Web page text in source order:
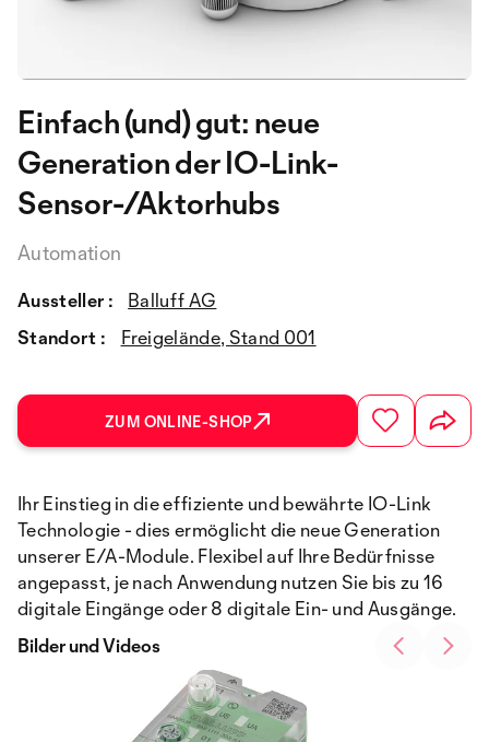
Einfach (und) gut: neue
Generation der IO-Link-
Sensor-/Aktorhubs
Automation
Aussteller :
Balluff AG
Standort :
Freigelände, Stand 001
ZUM ONLINE-SHOP
Ihr Einstieg in die effiziente und bewährte IO-Link
Technologie - dies ermöglicht die neue Generation
unserer E/A-Module. Flexibel auf Ihre Bedürfnisse
angepasst, je nach Anwendung nutzen Sie bis zu 16
digitale Eingänge oder 8 digitale Ein- und Ausgänge.
Bilder und Videos